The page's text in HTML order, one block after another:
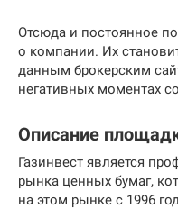
Отсюда и постоянное
о компании. Их
данным брокерским
негативных моментах
Описание
Газинвест является
рынка ценных бумаг,
на этом рынке с 1996